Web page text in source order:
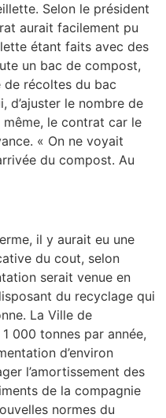
Selon le président
aurait facilement pu
étant faits avec des
un bac de compost,
de récoltes du bac
d’ajuster le nombre de
le contrat car le
« On ne voyait
du compost. Au
il y aurait eu une
du cout, selon
serait venue en
du recyclage qui
La Ville de
000 tonnes par année,
d’environ
l’amortissement des
de la compagnie
normes du